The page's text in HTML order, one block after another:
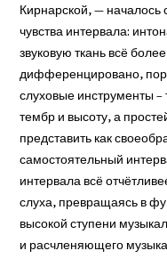
Кирнарской, — началось
чувства интервала:
звуковую ткань всё
дифференцировано,
слуховые инструменты –
тембр и высоту, а
представить как
самостоятельный
интервала всё
слуха, превращаясь в
высокой ступени
и расчленяющего